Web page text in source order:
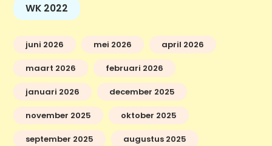
WK 2022
juni 2026 mei 2026 april 2026
maart 2026 februari 2026
januari 2026 december 2025
november 2025 oktober 2025
september 2025 augustus 2025